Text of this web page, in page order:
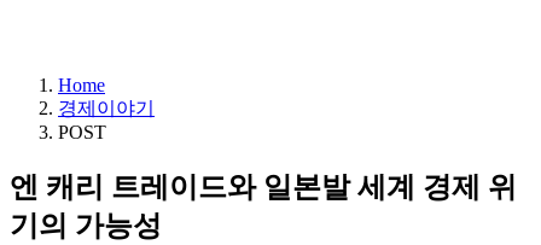
Home
경제이야기
POST
엔 캐리 트레이드와 일본발 세계 경제 위
기의 가능성